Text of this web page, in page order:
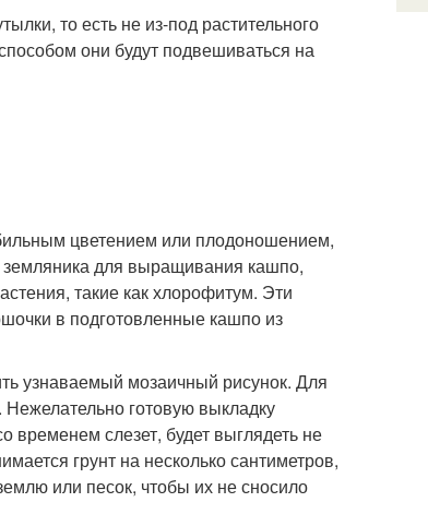
то есть не из-под растительного
они будут подвешиваться на
цветением или плодоношением,
для выращивания кашпо,
такие как хлорофитум. Эти
в подготовленные кашпо из
узнаваемый мозаичный рисунок. Для
Нежелательно готовую выкладку
временем слезет, будет выглядеть не
грунт на несколько сантиметров,
или песок, чтобы их не сносило